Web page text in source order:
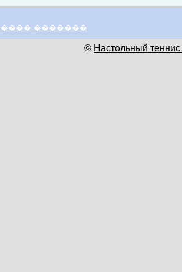
© Настольный